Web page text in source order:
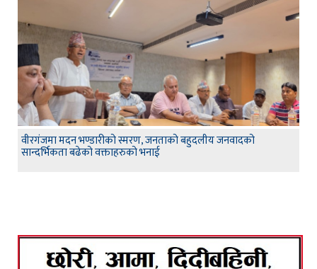
वीरगंजमा मदन भण्डारीको स्मरण, जनताको बहुदलीय जनवादको
सान्दर्भिकता बढेको वक्ताहरुको भनाई